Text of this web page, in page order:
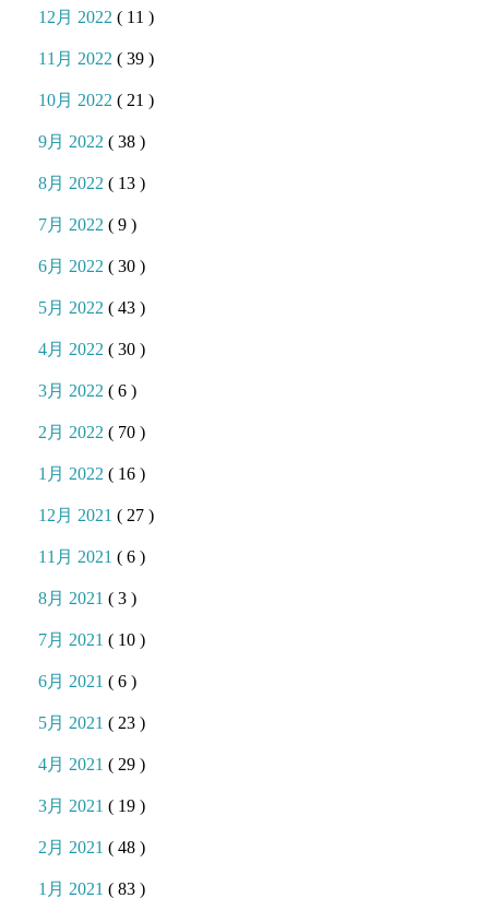
12月 2022( 11 )
11月 2022( 39 )
10月 2022( 21 )
9月 2022( 38 )
8月 2022( 13 )
7月 2022( 9 )
6月 2022( 30 )
5月 2022( 43 )
4月 2022( 30 )
3月 2022( 6 )
2月 2022( 70 )
1月 2022( 16 )
12月 2021( 27 )
11月 2021( 6 )
8月 2021( 3 )
7月 2021( 10 )
6月 2021( 6 )
5月 2021( 23 )
4月 2021( 29 )
3月 2021( 19 )
2月 2021( 48 )
1月 2021( 83 )